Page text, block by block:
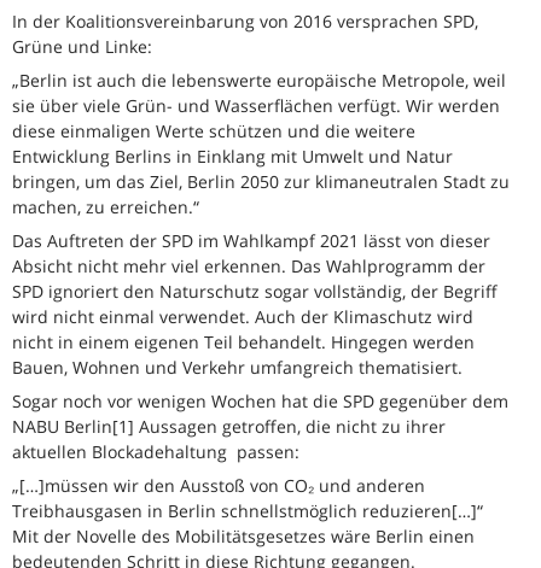
In der Koalitionsvereinbarung von 2016 versprachen SPD,
Grüne und Linke:
„Berlin ist auch die lebenswerte europäische Metropole, weil
sie über viele Grün- und Wasserflächen verfügt. Wir werden
diese einmaligen Werte schützen und die weitere
Entwicklung Berlins in Einklang mit Umwelt und Natur
bringen, um das Ziel, Berlin 2050 zur klimaneutralen Stadt zu
machen, zu erreichen.“
Das Auftreten der SPD im Wahlkampf 2021 lässt von dieser
Absicht nicht mehr viel erkennen. Das Wahlprogramm der
SPD ignoriert den Naturschutz sogar vollständig, der Begriff
wird nicht einmal verwendet. Auch der Klimaschutz wird
nicht in einem eigenen Teil behandelt. Hingegen werden
Bauen, Wohnen und Verkehr umfangreich thematisiert.
Sogar noch vor wenigen Wochen hat die SPD gegenüber dem
NABU Berlin[1] Aussagen getroffen, die nicht zu ihrer
aktuellen Blockadehaltung passen:
„[…]müssen wir den Ausstoß von CO₂ und anderen
Treibhausgasen in Berlin schnellstmöglich reduzieren[…]“
Mit der Novelle des Mobilitätsgesetzes wäre Berlin einen
bedeutenden Schritt in diese Richtung gegangen.